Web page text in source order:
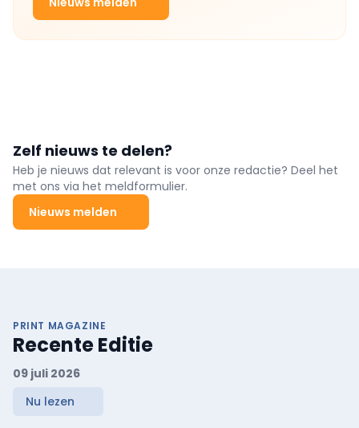
Zelf nieuws te delen?
Heb je nieuws dat relevant is voor onze redactie? Deel het
met ons via het meldformulier.
Nieuws melden
PRINT MAGAZINE
Recente Editie
09 juli 2026
Nu lezen